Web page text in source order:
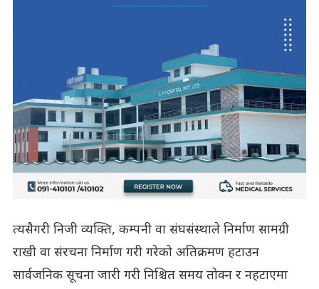
त्यसैगरी निजी व्यक्ति, कम्पनी वा संघसंस्थाले निर्माण सामग्री
राखी वा संरचना निर्माण गरी गरेको अतिक्रमण हटाउन
सार्वजनिक सूचना जारी गरी निश्चित समय तोक्न र नहटाएमा